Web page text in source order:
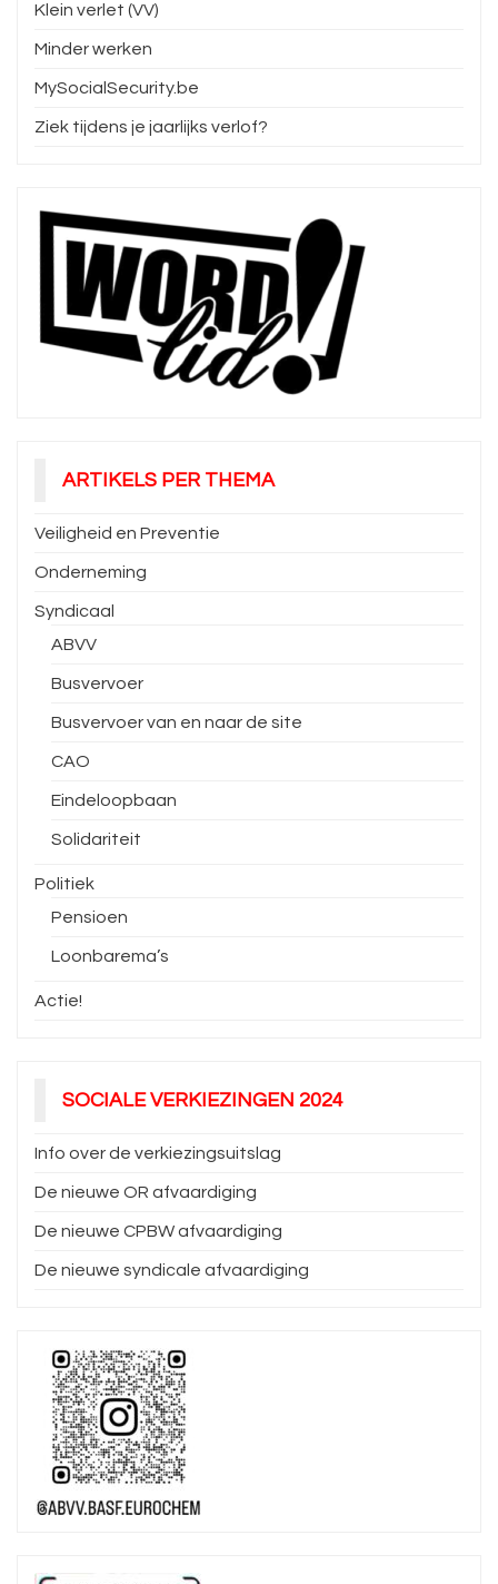
Klein verlet (VV)
Minder werken
MySocialSecurity.be
Ziek tijdens je jaarlijks verlof?
ARTIKELS PER THEMA
Veiligheid en Preventie
Onderneming
Syndicaal
ABVV
Busvervoer
Busvervoer van en naar de site
CAO
Eindeloopbaan
Solidariteit
Politiek
Pensioen
Loonbarema’s
Actie!
SOCIALE VERKIEZINGEN 2024
Info over de verkiezingsuitslag
De nieuwe OR afvaardiging
De nieuwe CPBW afvaardiging
De nieuwe syndicale afvaardiging